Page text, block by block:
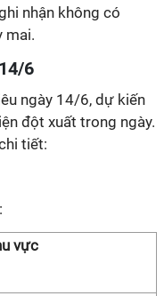
nhận không có
mai.
6
ngày 14/6, dự kiến
đột xuất trong ngày.
tiết:
vực